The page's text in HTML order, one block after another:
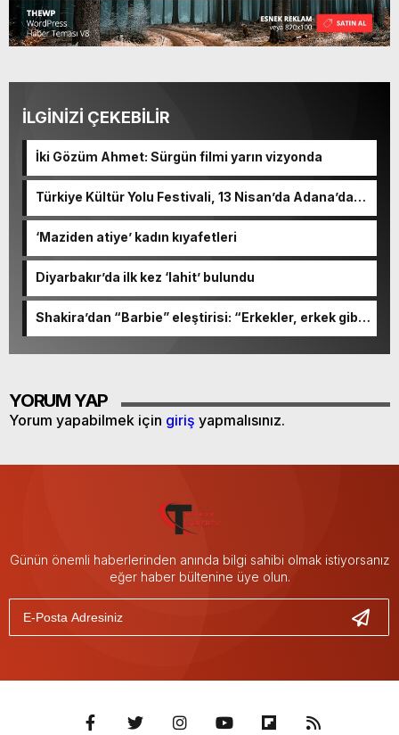
İLGİNİZİ ÇEKEBİLİR
İki Gözüm Ahmet: Sürgün filmi yarın vizyonda
Türkiye Kültür Yolu Festivali, 13 Nisan’da Adana’da
‘Maziden atiye’ kadın kıyafetleri
Diyarbakır’da ilk kez ‘lahit’ bulundu
Shakira’dan “Barbie” eleştirisi: “Erkekler, erkek gibi
YORUM YAP
Yorum yapabilmek için giriş yapmalısınız.
Günün önemli haberlerinden anında bilgi sahibi olmak istiyorsanız
eğer haber bültenine üye olun.